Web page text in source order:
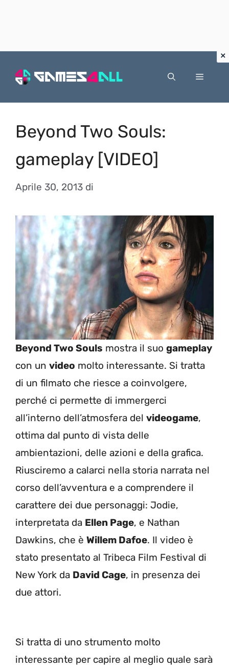
Menu
Beyond Two Souls:
gameplay [VIDEO]
Aprile 30, 2013 di
Beyond Two Souls mostra il suo gameplay
con un video molto interessante. Si tratta
di un filmato che riesce a coinvolgere,
perché ci permette di immergerci
all’interno dell’atmosfera del videogame,
ottima dal punto di vista delle
ambientazioni, delle azioni e della grafica.
Riusciremo a calarci nella storia narrata nel
corso dell’avventura e a comprendere il
carattere dei due personaggi: Jodie,
interpretata da Ellen Page, e Nathan
Dawkins, che è Willem Dafoe. Il video è
stato presentato al Tribeca Film Festival di
New York da David Cage, in presenza dei
due attori.
Si tratta di uno strumento molto
interessante per capire al meglio quale sarà